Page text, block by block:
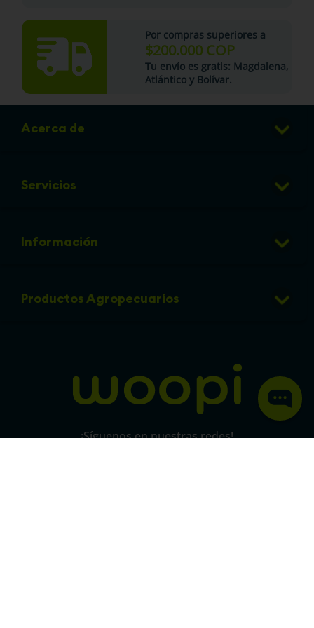
Por compras superiores a
$200.000 COP
Tu envío es gratis: Magdalena,
Atlántico y Bolívar.
Acerca de
Club de Puntos
Preguntas frecuentes
Linea de transparencia
Servicios
Veterinaria
Eventos
Información
info@micorral.com
Productos Agropecuarios
¡Síguenos en nuestras redes!